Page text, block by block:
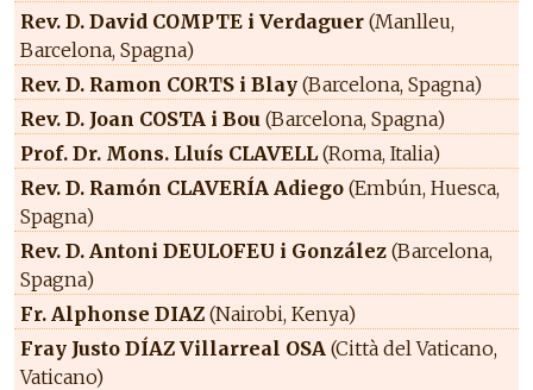
Rev. D. David COMPTE i Verdaguer (Manlleu,
Barcelona, Spagna)
Rev. D. Ramon CORTS i Blay (Barcelona, Spagna)
Rev. D. Joan COSTA i Bou (Barcelona, Spagna)
Prof. Dr. Mons. Lluís CLAVELL (Roma, Italia)
Rev. D. Ramón CLAVERÍA Adiego (Embún, Huesca,
Spagna)
Rev. D. Antoni DEULOFEU i González (Barcelona,
Spagna)
Fr. Alphonse DIAZ (Nairobi, Kenya)
Fray Justo DÍAZ Villarreal OSA (Città del Vaticano,
Vaticano)